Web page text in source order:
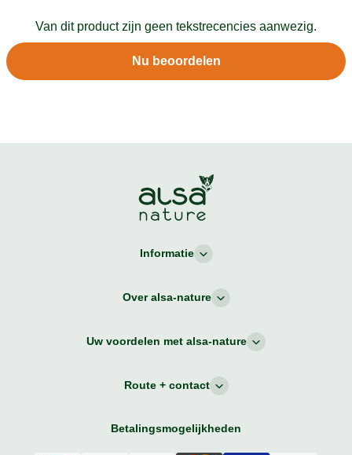
Van dit product zijn geen tekstrecencies aanwezig.
Nu beoordelen
Informatie
Over alsa-nature
Uw voordelen met alsa-nature
Route + contact
Betalingsmogelijkheden